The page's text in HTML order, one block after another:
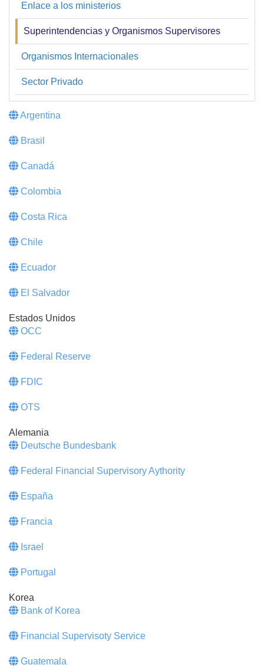
Enlaces
web
Enlace a los ministerios
Superintendencias y Organismos Supervisores
Organismos Internacionales
Sector Privado
Argentina
Brasil
Canadá
Colombia
Costa Rica
Chile
Ecuador
El Salvador
Estados Unidos
OCC
Federal Reserve
FDIC
OTS
Alemania
Deutsche Bundesbank
Federal Financial Supervisory Aythority
España
Francia
Israel
Portugal
Korea
Bank of Korea
Financial Supervisoty Service
Guatemala